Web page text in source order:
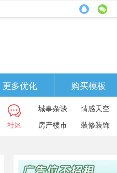
更多优化 购买模板
社区
城事杂谈 情感天空
房产楼市
装修装饰